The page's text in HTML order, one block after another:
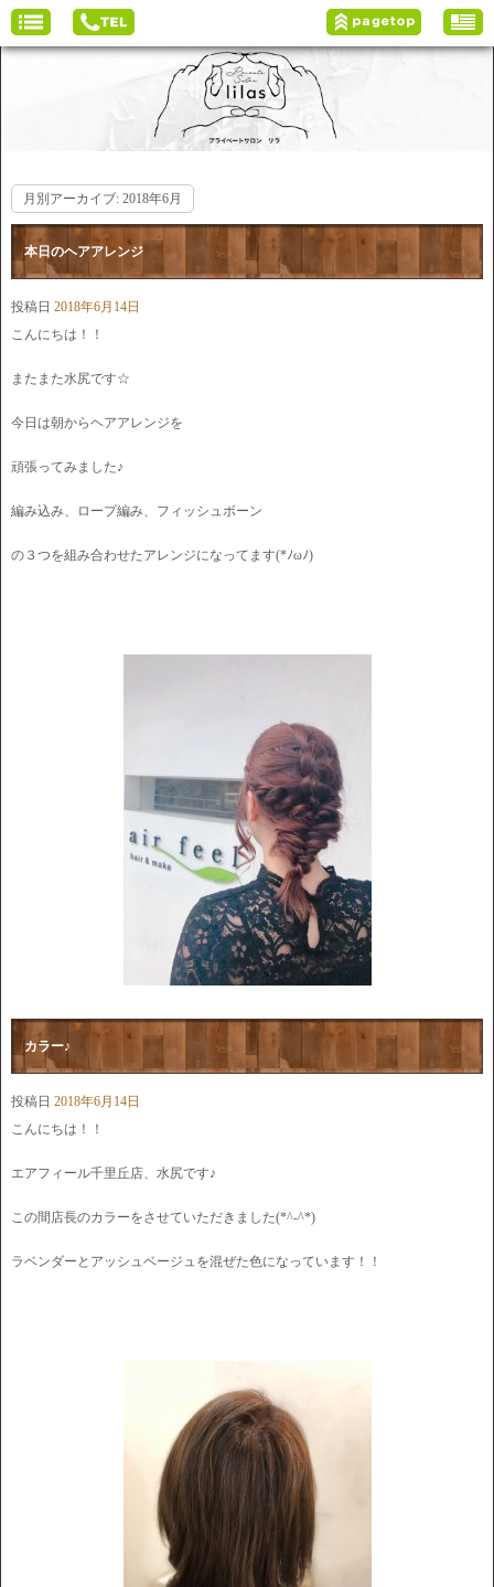
月別アーカイブ: 2018年6月
本日のヘアアレンジ
投稿日 2018年6月14日
こんにちは！！
またまた水尻です☆
今日は朝からヘアアレンジを
頑張ってみました♪
編み込み、ロープ編み、フィッシュボーン
の３つを組み合わせたアレンジになってます(*ﾉωﾉ)
カラー♪
投稿日 2018年6月14日
こんにちは！！
エアフィール千里丘店、水尻です♪
この間店長のカラーをさせていただきました(*^-^*)
ラベンダーとアッシュベージュを混ぜた色になっています！！